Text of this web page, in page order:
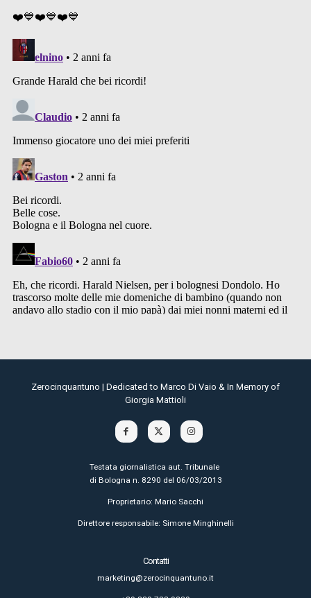
Zerocinquantuno | Dedicated to Marco Di Vaio & In Memory of
Giorgia Mattioli
Testata giornalistica aut. Tribunale
di Bologna n. 8290 del 06/03/2013
Proprietario: Mario Sacchi
Direttore responsabile: Simone Minghinelli
Contatti
marketing@zerocinquantuno.it